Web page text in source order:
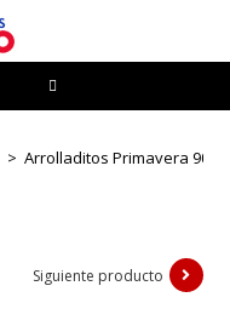
> Arrolladitos Primavera 900
Siguiente producto